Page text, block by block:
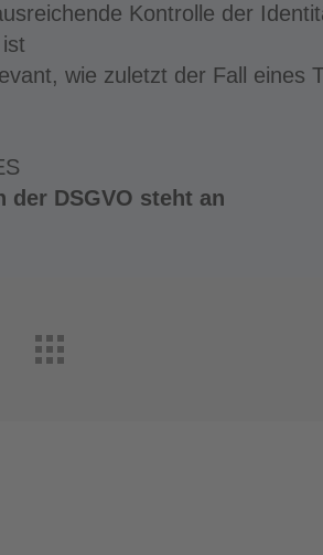
Kontrolle der
wie zuletzt der Fall eines
der DSGVO steht an